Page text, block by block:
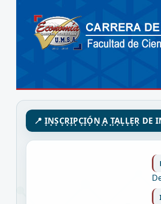
📍 I͙N͙S͙C͙R͙I͙P͙C͙I͙Ó͙N͙ ͙A͙ ͙T͙A͙L͙L͙E͙R͙ DE